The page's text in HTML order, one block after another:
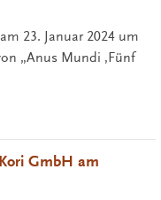
23. Januar 2024 um
„Anus Mundi ,Fünf
GmbH am